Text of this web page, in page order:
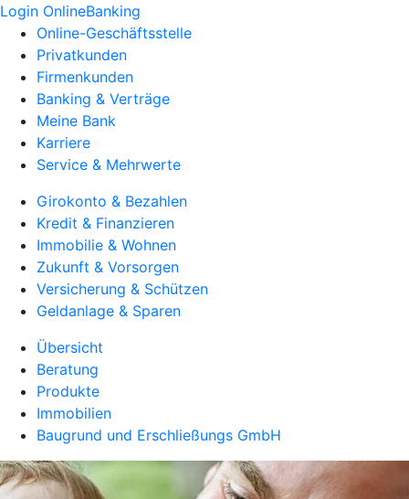
Login OnlineBanking
Online-Geschäftsstelle
Privatkunden
Firmenkunden
Banking & Verträge
Meine Bank
Karriere
Service & Mehrwerte
Girokonto & Bezahlen
Kredit & Finanzieren
Immobilie & Wohnen
Zukunft & Vorsorgen
Versicherung & Schützen
Geldanlage & Sparen
Übersicht
Beratung
Produkte
Immobilien
Baugrund und Erschließungs GmbH